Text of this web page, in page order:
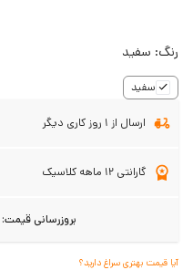
رنگ: سفید
سفید
ارسال از 1 روز کاری دیگر
گارانتی 12 ماهه کلاسیک
بروزرسانی قیمت:
آیا قیمت بهتری سراغ دارید؟